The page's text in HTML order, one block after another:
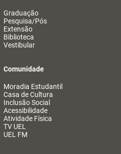
Graduação
Pesquisa/Pós
Extensão
Biblioteca
Vestibular
Comunidade
Moradia Estudantil
Casa de Cultura
Inclusão Social
Acessibilidade
Atividade Física
TV UEL
UEL FM